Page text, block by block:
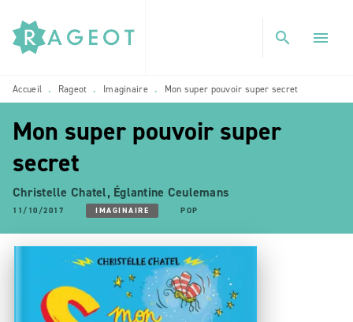
MENU RECHERCHE
PIED DE PAGE
search menu
Accueil • Rageot • Imaginaire • Mon super pouvoir super secret
Mon super pouvoir super
secret
Christelle Chatel, Églantine Ceulemans
11/10/2017 IMAGINAIRE POP